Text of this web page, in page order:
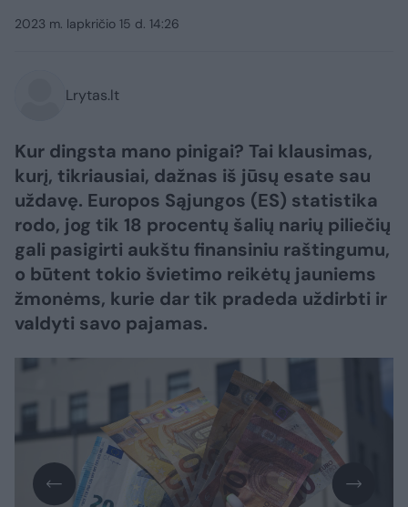
2023 m. lapkričio 15 d. 14:26
Lrytas.lt
Kur dingsta mano pinigai? Tai klausimas,
kurį, tikriausiai, dažnas iš jūsų esate sau
uždavę. Europos Sąjungos (ES) statistika
rodo, jog tik 18 procentų šalių narių piliečių
gali pasigirti aukštu finansiniu raštingumu,
o būtent tokio švietimo reikėtų jauniems
žmonėms, kurie dar tik pradeda uždirbti ir
valdyti savo pajamas.